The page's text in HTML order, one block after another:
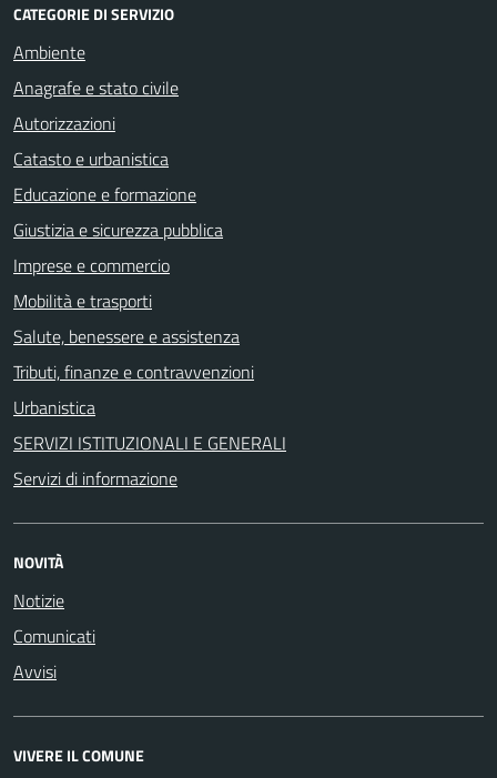
CATEGORIE DI SERVIZIO
Ambiente
Anagrafe e stato civile
Autorizzazioni
Catasto e urbanistica
Educazione e formazione
Giustizia e sicurezza pubblica
Imprese e commercio
Mobilità e trasporti
Salute, benessere e assistenza
Tributi, finanze e contravvenzioni
Urbanistica
SERVIZI ISTITUZIONALI E GENERALI
Servizi di informazione
NOVITÀ
Notizie
Comunicati
Avvisi
VIVERE IL COMUNE